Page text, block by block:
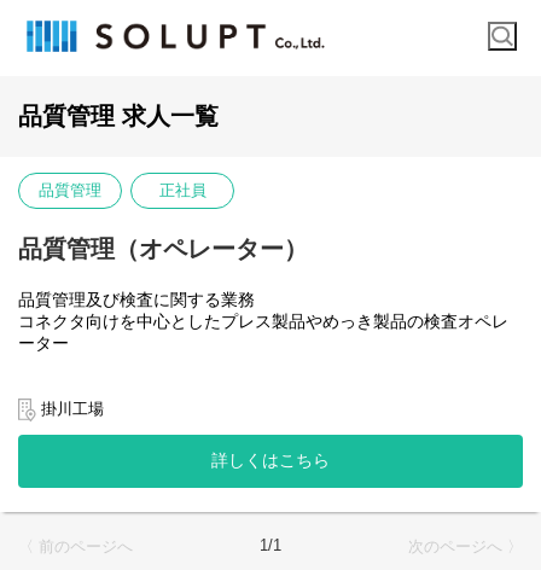
品質管理 求人一覧
品質管理 正社員
品質管理（オペレーター）
品質管理及び検査に関する業務
コネクタ向けを中心としたプレス製品やめっき製品の検査オペレ
ーター
当社は銅合金などの金属材料を、極小めっき技術、微細プレス加
工などの高度な技術でプレスからめっき加工、成形・組立までワ
ンストップで対応しており、これを強みに業界での地位を確立し
ています。今後大きく伸長見込みの自動車CASE領域およびスマー
トフォン市場。最先端の電気・電子製品・自動車を支える高機能
部品の部材を提供し、世界での高いシェアを獲得することを目指
しています。
掛川工場
詳しくはこちら
〈 前のページへ 1/1 次のページへ 〉